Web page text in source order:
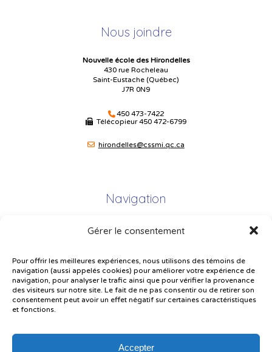
Gérer le consentement
Pour offrir les meilleures expériences, nous utilisons des témoins de
navigation (aussi appelés cookies) pour améliorer votre expérience de
navigation, pour analyser le trafic ainsi que pour vérifier la provenance
des visiteurs sur notre site. Le fait de ne pas consentir ou de retirer son
consentement peut avoir un effet négatif sur certaines caractéristiques
et fonctions.
Accepter
Nous joindre
Nouvelle école des Hirondelles
430 rue Rocheleau
Saint-Eustache (Québec)
J7R 0N9
450 473-7422
Télécopieur450 472-6799
hirondelles@cssmi.qc.ca
Navigation
Plan du site
Plainte – service à l’élève
Politique de confidentialité